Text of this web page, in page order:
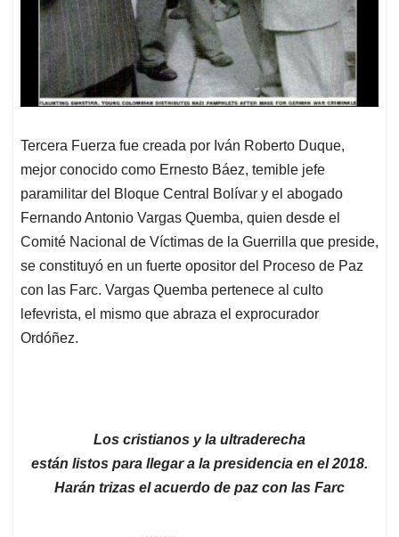
Tercera Fuerza fue creada por Iván Roberto Duque,
mejor conocido como Ernesto Báez, temible jefe
paramilitar del Bloque Central Bolívar y el abogado
Fernando Antonio Vargas Quemba, quien desde el
Comité Nacional de Víctimas de la Guerrilla que preside,
se constituyó en un fuerte opositor del Proceso de Paz
con las Farc. Vargas Quemba pertenece al culto
lefevrista, el mismo que abraza el exprocurador
Ordóñez.
Los cristianos y la ultraderecha
están listos para llegar a la presidencia en el 2018.
Harán trizas el acuerdo de paz con las Farc